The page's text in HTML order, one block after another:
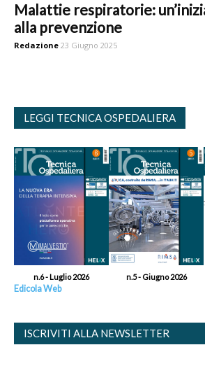
Malattie respiratorie:
alla prevenzione
Redazione 23 Giugno 2025
LEGGI TECNICA OSPEDALIERA
n.6 - Luglio 2026 n.5 - Giugno 2026
Edicola Web
ISCRIVITI ALLA NEWSLETTER